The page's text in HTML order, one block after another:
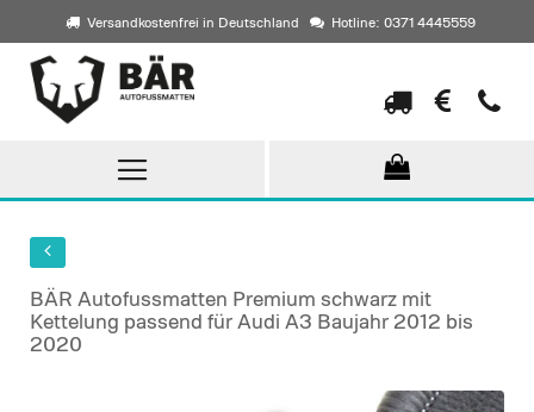
Versandkostenfrei in Deutschland Hotline: 0371 4445559
Direkt
zum
Inhalt
BÄR Autofussmatten Premium schwarz mit
Kettelung passend für Audi A3 Baujahr 2012 bis
2020